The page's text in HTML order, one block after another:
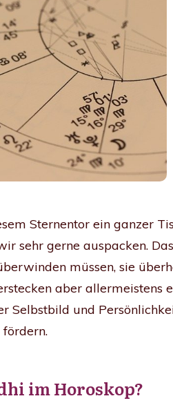
Sternentor ein ganzer
sehr gerne auspacken.
müssen, sie
aber allermeistens
Selbstbild und
im Horoskop?